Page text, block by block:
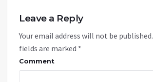
Leave a Reply
Your email address will not be published.
fields are marked *
Comment